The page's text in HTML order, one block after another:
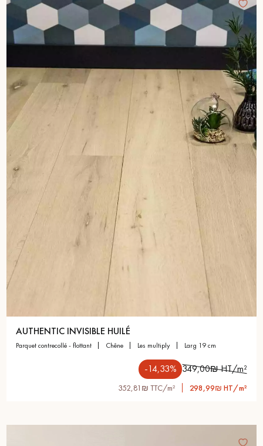
AUTHENTIC INVISIBLE HUILÉ
parquet contrecollé - flottant chêne les multiply larg 19 cm
-14,33% 349,00₪ HT/m²
352,81₪ TTC/m² 298,99₪ HT/m²